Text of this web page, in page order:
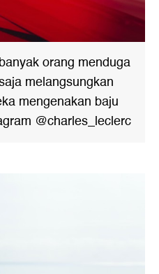
orang menduga
melangsungkan
mengenakan baju
@charles_leclerc